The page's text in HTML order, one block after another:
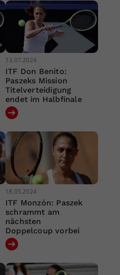
13.07.2024
ITF Don Benito:
Paszeks Mission
Titelverteidigung
endet im Halbfinale
18.05.2024
ITF Monzón: Paszek
schrammt am
nächsten
Doppelcoup vorbei